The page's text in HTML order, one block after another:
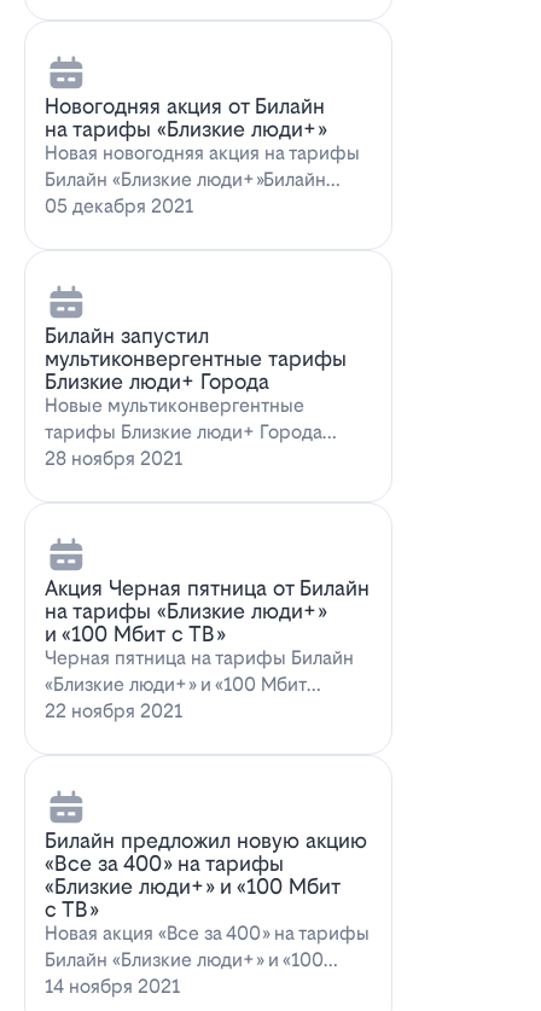
Новогодняя акция от Билайн
на тарифы «Близкие люди+»
Новая новогодняя акция на тарифы
Билайн «Близкие люди+»Билайн
предлагает новогоднее пред…
05 декабря 2021
Билайн запустил
мультиконвергентные тарифы
Близкие люди+ Города
Новые мультиконвергентные
тарифы Близкие люди+ Города
от БилайнОператор Билайн радует
28 ноября 2021
Акция Черная пятница от Билайн
на тарифы «Близкие люди+»
и «100 Мбит с ТВ»
Черная пятница на тарифы Билайн
«Близкие люди+» и «100 Мбит
с ТВ»Билайн пред…
22 ноября 2021
Билайн предложил новую акцию
«Все за 400» на тарифы
«Близкие люди+» и «100 Мбит
с ТВ»
Новая акция «Все за 400» на тарифы
Билайн «Близкие люди+» и «100
Мбит…
14 ноября 2021